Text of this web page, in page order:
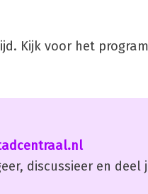
Kijk voor het
discussieer en deel